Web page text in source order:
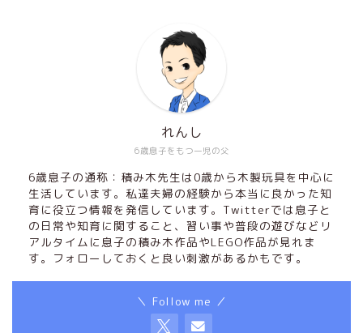
6歳息子をもつ一児の父
れんし
6歳息子の通称：積み木先生は0歳から木製玩具を中心に
生活しています。私達夫婦の経験から本当に良かった知
育に役立つ情報を発信しています。Twitterでは息子と
の日常や知育に関すること、習い事や普段の遊びなどリ
アルタイムに息子の積み木作品やLEGO作品が見れま
す。フォローしておくと良い刺激があるかもです。
＼ Follow me ／